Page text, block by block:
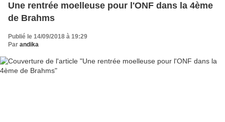
Une rentrée moelleuse pour l'ONF dans la 4ème
de Brahms
Publié le 14/09/2018 à 19:29
Par andika